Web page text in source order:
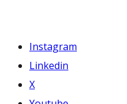
Instagram
Linkedin
X